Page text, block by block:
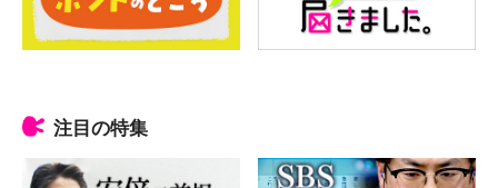
注目の特集